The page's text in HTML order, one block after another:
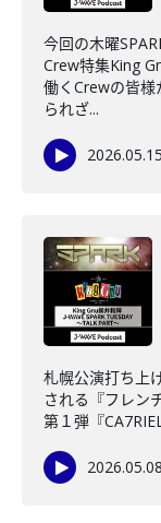
今回の木曜
Crew特集King
働くCrewの皆様
られざ...
2026.05.15
札幌公演打ち上
される『フレン
第１弾『
2026.05.08